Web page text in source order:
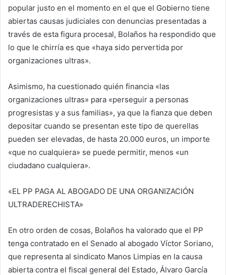
popular justo en el momento en el que el Gobierno tiene
abiertas causas judiciales con denuncias presentadas a
través de esta figura procesal, Bolaños ha respondido que
lo que le chirría es que «haya sido pervertida por
organizaciones ultras».
Asimismo, ha cuestionado quién financia «las
organizaciones ultras» para «perseguir a personas
progresistas y a sus familias», ya que la fianza que deben
depositar cuando se presentan este tipo de querellas
pueden ser elevadas, de hasta 20.000 euros, un importe
«que no cualquiera» se puede permitir, menos «un
ciudadano cualquiera».
«EL PP PAGA AL ABOGADO DE UNA ORGANIZACIÓN
ULTRADERECHISTA»
En otro orden de cosas, Bolaños ha valorado que el PP
tenga contratado en el Senado al abogado Víctor Soriano,
que representa al sindicato Manos Limpias en la causa
abierta contra el fiscal general del Estado, Álvaro García